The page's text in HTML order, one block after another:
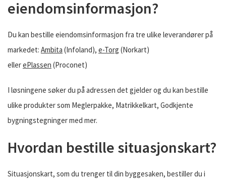
eiendomsinformasjon?
Du kan bestille eiendomsinformasjon fra tre ulike leverandører på
markedet: Ambita (Infoland), e-Torg (Norkart)
ellerePlassen (Proconet)
I løsningene søker du på adressen det gjelder og du kan bestille
ulike produkter som Meglerpakke, Matrikkelkart, Godkjente
bygningstegninger med mer.
Hvordan bestille situasjonskart?
Situasjonskart, som du trenger til din byggesaken, bestiller du i